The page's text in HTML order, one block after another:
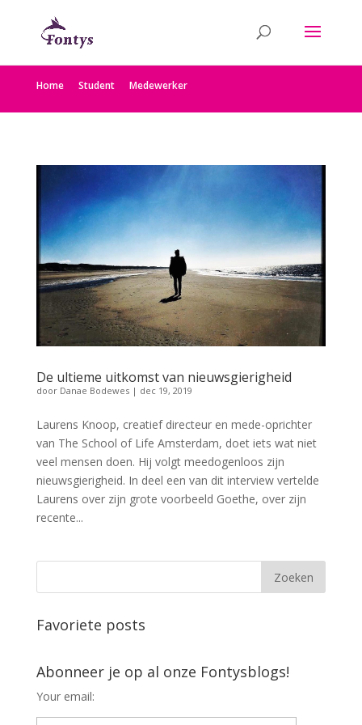
Home Student Medewerker
De ultieme uitkomst van nieuwsgierigheid
door Danae Bodewes| dec 19, 2019
Laurens Knoop, creatief directeur en mede-oprichter
van The School of Life Amsterdam, doet iets wat niet
veel mensen doen. Hij volgt meedogenloos zijn
nieuwsgierigheid. In deel een van dit interview vertelde
Laurens over zijn grote voorbeeld Goethe, over zijn
recente...
Favoriete posts
Abonneer je op al onze Fontysblogs!
Your email: